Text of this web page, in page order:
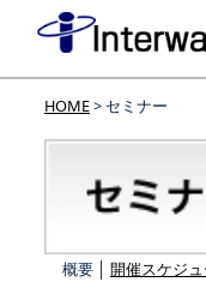
HOME> セミナー
概要 │ 開催スケジ